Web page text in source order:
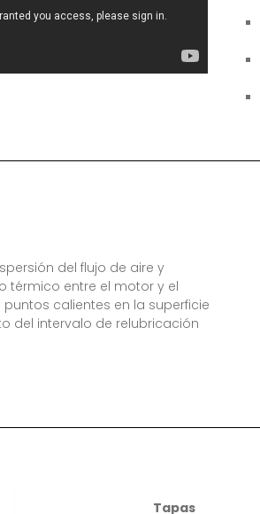
del flujo de aire y
térmico entre el motor y el
calientes en la superficie
del intervalo de relubricación
Tapas